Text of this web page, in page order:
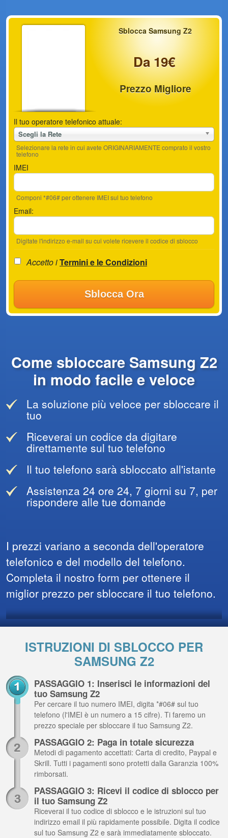
Sblocca Samsung Z2
Da 19€
Prezzo Migliore
Il tuo operatore telefonico attuale:
Scegli la Rete
Selezionare la rete in cui avete ORIGINARIAMENTE comprato il vostro
telefono
IMEI
Componi *#06# per ottenere IMEI sul tuo telefono
Email:
Digitate l'indirizzo e-mail su cui volete ricevere il codice di sblocco
Accetto iTermini e le Condizioni
Sblocca Ora
Come sbloccare Samsung Z2
in modo facile e veloce
La soluzione più veloce per sbloccare il
tuo
Riceverai un codice da digitare
direttamente sul tuo telefono
Il tuo telefono sarà sbloccato all'istante
Assistenza 24 ore 24, 7 giorni su 7, per
rispondere alle tue domande
I prezzi variano a seconda dell'operatore
telefonico e del modello del telefono.
Completa il nostro form per ottenere il
miglior prezzo per sbloccare il tuo telefono.
ISTRUZIONI DI SBLOCCO PER
SAMSUNG Z2
PASSAGGIO 1: Inserisci le informazioni del
tuo Samsung Z2
Per cercare il tuo numero IMEI, digita *#06# sul tuo
telefono (l'IMEI è un numero a 15 cifre). Ti faremo un
prezzo speciale per sbloccare il tuo Samsung Z2.
PASSAGGIO 2: Paga in totale sicurezza
Metodi di pagamento accettati: Carta di credito, Paypal e
Skrill. Tutti i pagamenti sono protetti dalla Garanzia 100%
rimborsati.
PASSAGGIO 3: Ricevi il codice di sblocco per
il tuo Samsung Z2
Riceverai il tuo codice di sblocco e le istruzioni sul tuo
indirizzo email il più rapidamente possibile. Digita il codice
sul tuo Samsung Z2 e sarà immediatamente sbloccato.